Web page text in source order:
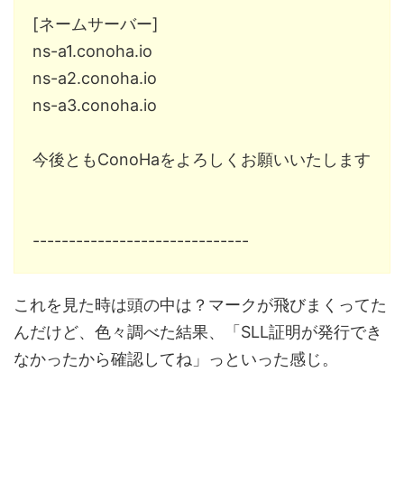
[ネームサーバー]
ns-a1.conoha.io
ns-a2.conoha.io
ns-a3.conoha.io
今後ともConoHaをよろしくお願いいたします
------------------------------
これを見た時は頭の中は？マークが飛びまくってた
んだけど、色々調べた結果、「SLL証明が発行でき
なかったから確認してね」っといった感じ。